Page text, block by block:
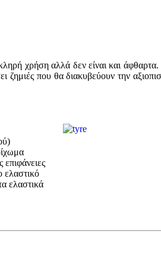
χρήση αλλά δεν είναι και
που θα διακυβεύουν την
ελαστικό
ελαστικά